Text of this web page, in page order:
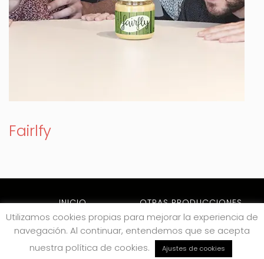
Fairlfy
INICIO
OTRAS PRODUCCIONES
ARCHIVO
NOTICIAS
CONTACTO
Utilizamos cookies propias para mejorar la experiencia de
navegación. Al continuar, entendemos que se acepta
nuestra política de cookies.
Ajustes de cookies